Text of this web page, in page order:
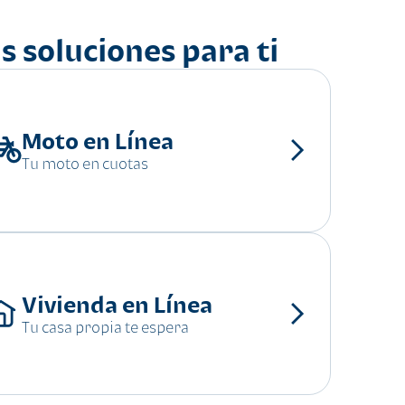
soluciones para ti
Moto en Línea
Tu moto en cuotas
Vivienda en Línea
Tu casa propia te espera